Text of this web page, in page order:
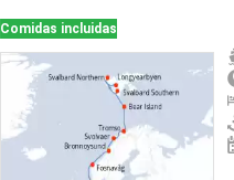
Comidas incluidas